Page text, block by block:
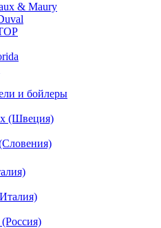
& Maury
и бойлеры
(Швеция)